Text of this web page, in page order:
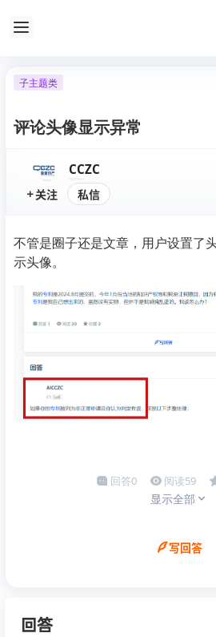
子主题类
评论头像显示异常
CCZC
关注 私信
不管是圈子还是文章，用户设置了
示头像。
回答0 阅读59
显示全部
写回答
回答